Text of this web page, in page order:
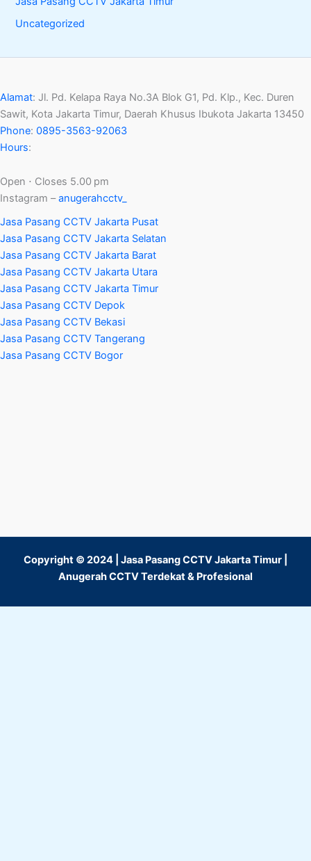
Uncategorized
Alamat: Jl. Pd. Kelapa Raya No.3A Blok G1, Pd. Klp., Kec. Duren
Sawit, Kota Jakarta Timur, Daerah Khusus Ibukota Jakarta 13450
Phone: 0895-3563-92063
Hours:
Open ⋅ Closes 5.00 pm
Instagram –anugerahcctv_
Jasa Pasang CCTV Jakarta Pusat
Jasa Pasang CCTV Jakarta Selatan
Jasa Pasang CCTV Jakarta Barat
Jasa Pasang CCTV Jakarta Utara
Jasa Pasang CCTV Jakarta Timur
Jasa Pasang CCTV Depok
Jasa Pasang CCTV Bekasi
Jasa Pasang CCTV Tangerang
Jasa Pasang CCTV Bogor
Copyright © 2024 | Jasa Pasang CCTV Jakarta Timur |
Anugerah CCTV Terdekat & Profesional